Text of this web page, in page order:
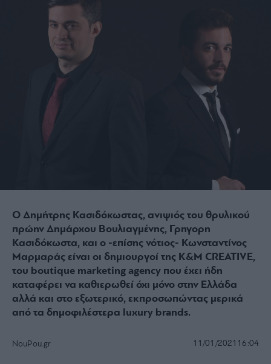
Ο Δημήτρης Κασιδόκωστας, ανιψιός του θρυλικού
πρώην Δημάρχου Βουλιαγμένης, Γρηγορη
Κασιδόκωστα, και ο -επίσης νότιος- Κωνσταντίνος
Μαρμαράς είναι οι δημιουργοί της K&M CREATIVE,
του boutique marketing agency που έχει ήδη
καταφέρει να καθιερωθεί όχι μόνο στην Ελλάδα
αλλά και στο εξωτερικό, εκπροσωπώντας μερικά
από τα δημοφιλέστερα luxury brands.
NouPou.gr 11/01/2021 16:04